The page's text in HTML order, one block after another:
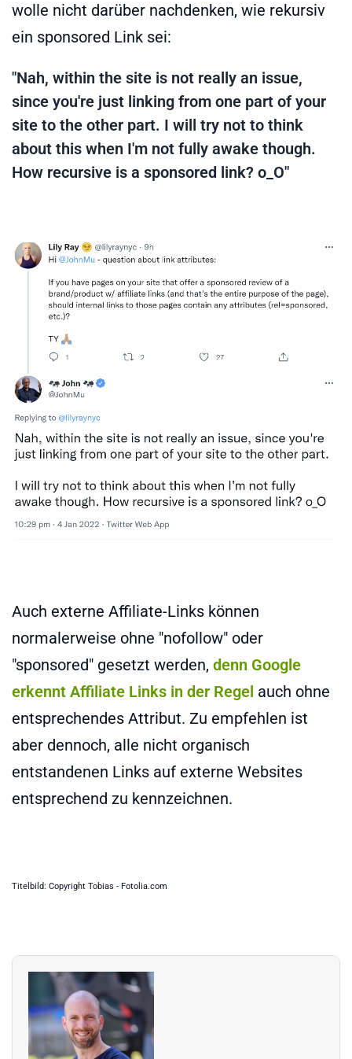
wolle nicht darüber nachdenken, wie rekursiv
ein sponsored Link sei:
"Nah, within the site is not really an issue,
since you're just linking from one part of your
site to the other part. I will try not to think
about this when I'm not fully awake though.
How recursive is a sponsored link? o_O"
Auch externe Affiliate-Links können
normalerweise ohne "nofollow" oder
"sponsored" gesetzt werden, denn Google
erkennt Affiliate Links in der Regel auch ohne
entsprechendes Attribut. Zu empfehlen ist
aber dennoch, alle nicht organisch
entstandenen Links auf externe Websites
entsprechend zu kennzeichnen.
Titelbild: Copyright Tobias - Fotolia.com